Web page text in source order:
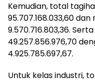
Kemudian, total
95.707.168.033,60
9.570.716.803,36.
49.257.856.976,70
4.925.785.697,67.
Untuk kelas industri,